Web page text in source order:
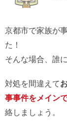
京都市で家族が
た！
そんな場合、誰
対処を間違えて
事事件をメイン
絡しましょう。